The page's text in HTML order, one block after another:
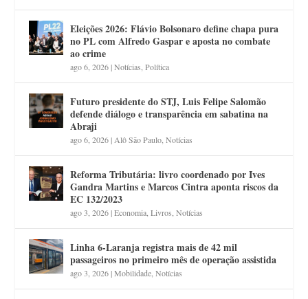
Eleições 2026: Flávio Bolsonaro define chapa pura
no PL com Alfredo Gaspar e aposta no combate
ao crime
ago 6, 2026|Notícias ,Política
Futuro presidente do STJ, Luis Felipe Salomão
defende diálogo e transparência em sabatina na
Abraji
ago 6, 2026| Alô São Paulo ,Notícias
Reforma Tributária: livro coordenado por Ives
Gandra Martins e Marcos Cintra aponta riscos da
EC 132/2023
ago 3, 2026|Economia ,Livros ,Notícias
Linha 6-Laranja registra mais de 42 mil
passageiros no primeiro mês de operação assistida
ago 3, 2026|Mobilidade ,Notícias